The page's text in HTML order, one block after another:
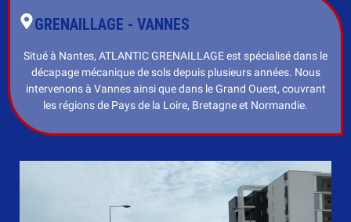
GRENAILLAGE - VANNES
Situé à Nantes, ATLANTIC GRENAILLAGE est spécialisé dans le
décapage mécanique de sols depuis plusieurs années. Nous
intervenons à Vannes ainsi que dans le Grand Ouest, couvrant
les régions de Pays de la Loire, Bretagne et Normandie.